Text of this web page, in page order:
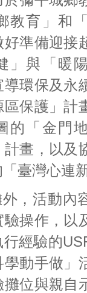
教育」和
準備迎接
」與「暖
環保及永
區保護」計
的「金門
計畫，以及
臺灣心連
，活動內
操作，以
經驗的
學動手做」
位與親自